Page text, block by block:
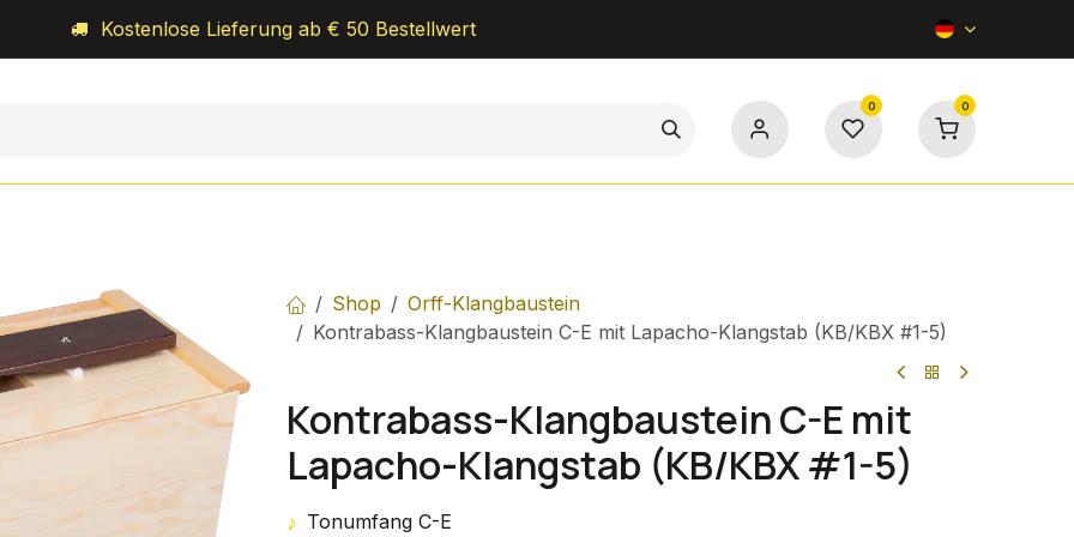
Kostenlose Lieferung ab € 50 Bestellwert
0
0
Shop
Orff-Klangbaustein
Kontrabass-Klangbaustein C-E mit Lapacho-Klangstab (KB/KBX #1-5)
Kontrabass-Klangbaustein C-E mit
Lapacho-Klangstab (KB/KBX #1-5)
♪ Tonumfang C-E